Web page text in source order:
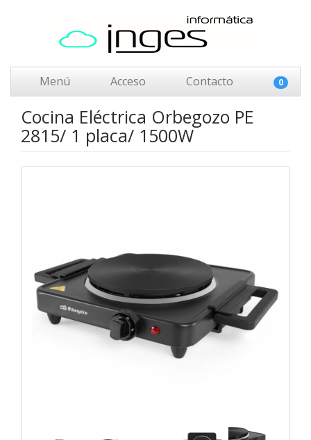
Menú Acceso Contacto 0
Cocina Eléctrica Orbegozo PE
2815/ 1 placa/ 1500W